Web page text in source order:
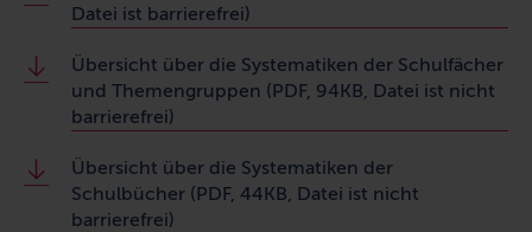
Datei ist barrierefrei)
Übersicht über die Systematiken der Schulfächer
und Themengruppen (PDF, 94KB, Datei ist nicht
barrierefrei)
Übersicht über die Systematiken der
Schulbücher (PDF, 44KB, Datei ist nicht
barrierefrei)